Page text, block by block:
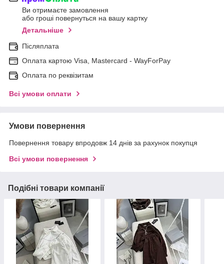
Ви отримаєте замовлення
або гроші повернуться на вашу картку
Детальніше
Післяплата
Оплата картою Visa, Mastercard - WayForPay
Оплата по реквізитам
Всі умови оплати
Умови повернення
Повернення товару впродовж 14 днів за рахунок покупця
Всі умови повернення
Подібні товари компанії